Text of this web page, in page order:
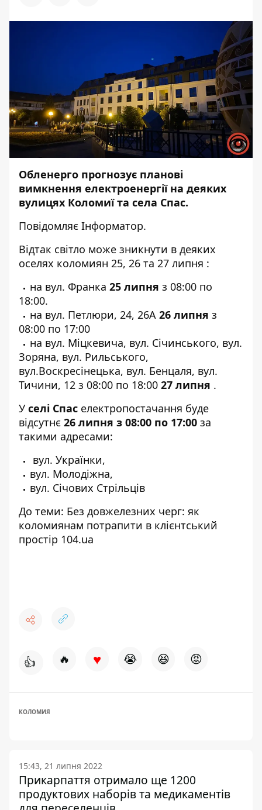
Обленерго прогнозує планові
вимкнення електроенергії на деяких
вулицях Коломиї та села Спас.
Повідомляє Інформатор.
Відтак світло може зникнути в деяких
оселях коломиян 25, 26 та 27 липня :
на вул. Франка 25 липня з 08:00 по
18:00.
на вул. Петлюри, 24, 26А 26 липня з
08:00 по 17:00
на вул. Міцкевича, вул. Січинського, вул.
Зоряна, вул. Рильського,
вул.Воскресінецька, вул. Бенцаля, вул.
Тичини, 12 з 08:00 по 18:00 27 липня .
У селі Спас електропостачання буде
відсутнє 26 липня з 08:00 по 17:00 за
такими адресами:
вул. Українки,
вул. Молодіжна,
вул. Січових Стрільців
До теми: Без довжелезних черг: як
коломиянам потрапити в клієнтський
простір 104.ua
👍 🔥 ♥ 😭 😆 😡
КОЛОМИЯ
15:43, 21 липня 2022
Прикарпаття отримало ще 1200
продуктових наборів та медикаментів